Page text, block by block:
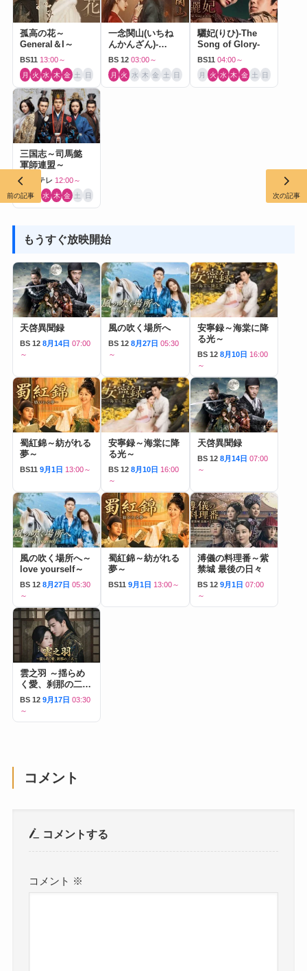
孤高の花～
General＆I～
BS11 13:00～
月 火 水 木 金 土 日
一念関山(いちね
んかんざん)-
Journey to Love-
BS 12 03:00～
月 火 水 木 金 土 日
驪妃(りひ)-The
Song of Glory-
BS11 04:00～
月 火 水 木 金 土 日
三国志～司馬懿
軍師連盟～
BS日テレ 12:00～
月 火 水 木 金 土 日
もうすぐ放映開始
天啓異聞録
BS 12 8月14日 07:00
～
風の吹く場所へ
BS 12 8月27日 05:30
～
安寧録～海棠に降
る光～
BS 12 8月10日 16:00
～
蜀紅錦～紡がれる
夢～
BS11 9月1日 13:00～
安寧録～海棠に降
る光～
BS 12 8月10日 16:00
～
天啓異聞録
BS 12 8月14日 07:00
～
風の吹く場所へ～
love yourself～
BS 12 8月27日 05:30
～
蜀紅錦～紡がれる
夢～
BS11 9月1日 13:00～
溥儀の料理番～紫
禁城 最後の日々
BS 12 9月1日 07:00
～
雲之羽 ～揺らめ
く愛、刹那の二人
～
BS 12 9月17日 03:30
～
コメント
コメントする
コメント ※
前の記事 次の記事